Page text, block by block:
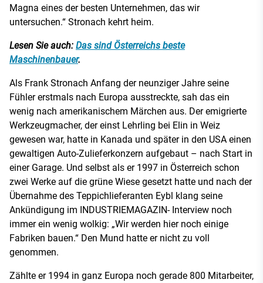
Magna eines der besten Unternehmen, das wir
untersuchen.“ Stronach kehrt heim.
Lesen Sie auch: Das sind Österreichs beste
Maschinenbauer.
Als Frank Stronach Anfang der neunziger Jahre seine
Fühler erstmals nach Europa ausstreckte, sah das ein
wenig nach amerikanischem Märchen aus. Der emigrierte
Werkzeugmacher, der einst Lehrling bei Elin in Weiz
gewesen war, hatte in Kanada und später in den USA einen
gewaltigen Auto-Zulieferkonzern aufgebaut – nach Start in
einer Garage. Und selbst als er 1997 in Österreich schon
zwei Werke auf die grüne Wiese gesetzt hatte und nach der
Übernahme des Teppichlieferanten Eybl klang seine
Ankündigung im INDUSTRIEMAGAZIN- Interview noch
immer ein wenig wolkig: „Wir werden hier noch einige
Fabriken bauen.“ Den Mund hatte er nicht zu voll
genommen.
Zählte er 1994 in ganz Europa noch gerade 800 Mitarbeiter,